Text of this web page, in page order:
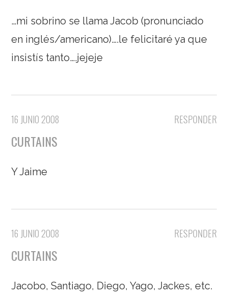
…mi sobrino se llama Jacob (pronunciado
en inglés/americano)….le felicitaré ya que
insistís tanto….jejeje
RESPONDER
16 JUNIO 2008
CURTAINS
Y Jaime
RESPONDER
16 JUNIO 2008
CURTAINS
Jacobo, Santiago, Diego, Yago, Jackes, etc.